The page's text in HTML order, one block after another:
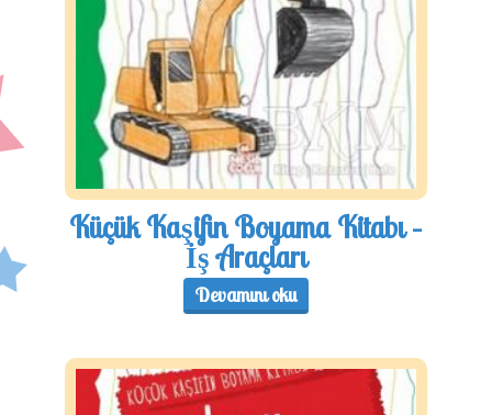
Küçük Kaşifin Boyama Kitabı –
İş Araçları
Devamını oku